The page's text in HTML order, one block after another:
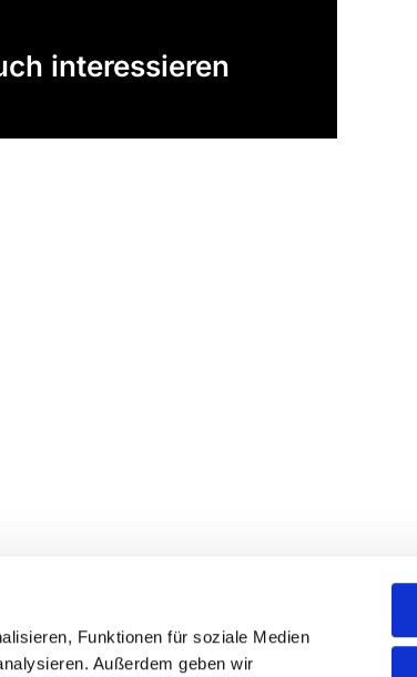
Funktionen für soziale Medien
Außerdem geben wir
interessieren